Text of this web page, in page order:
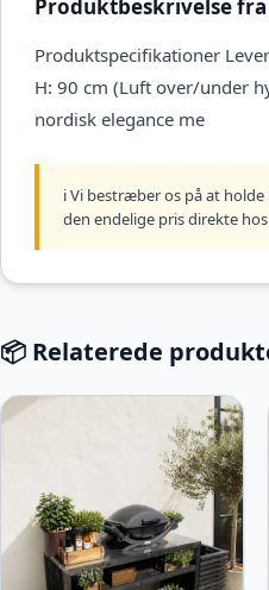
Produktbeskrivelse
Produktspecifikationer
H: 90 cm (Luft over/under
nordisk elegance me
ℹ️ Vi bestræber os på at
den endelige pris direkte
📦 Relaterede